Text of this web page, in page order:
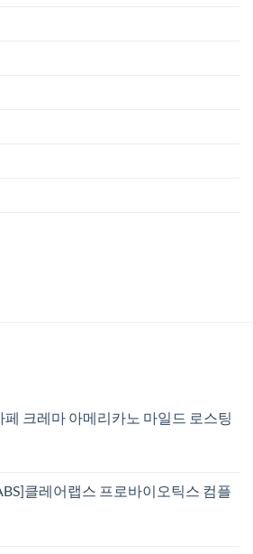
페 크레마 아메리카노 마일드 로스팅
클레어랩스 프로바이오틱스 컴플